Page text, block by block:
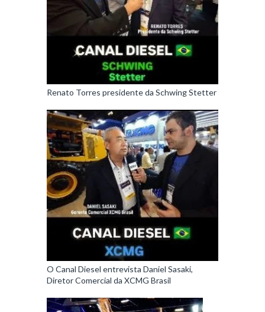
Renato Torres presidente da Schwing Stetter
O Canal Diesel entrevista Daniel Sasaki,
Diretor Comercial da XCMG Brasil